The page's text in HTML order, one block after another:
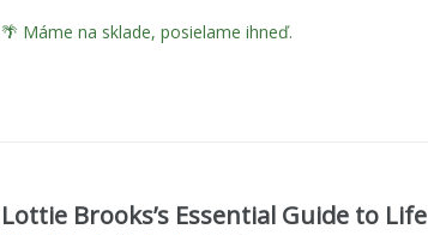
🌴 Máme na sklade, posielame ihneď.
Lottie Brooks’s Essential Guide to Life